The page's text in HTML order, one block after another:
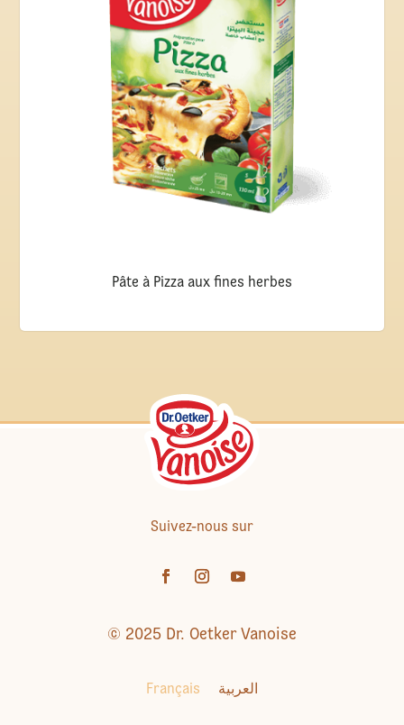
Pâte à Pizza aux fines herbes
Suivez-nous sur
© 2025 Dr. Oetker Vanoise
Français العربية